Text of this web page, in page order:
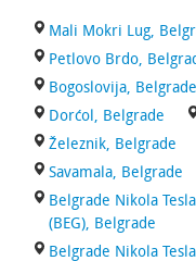
Mali Mokri Lug,
Petlovo Brdo,
Bogoslovija, Belgrade
Dorćol, Belgrade
Železnik, Belgrade
Savamala, Belgrade
Belgrade Nikola
(BEG), Belgrade
Belgrade Nikola